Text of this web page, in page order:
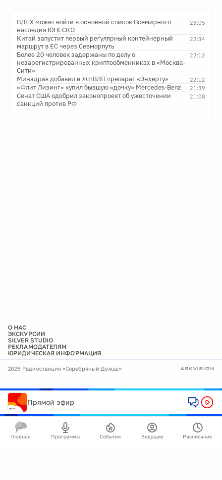
23:05
ВДНХ может войти в основной список Всемирного
наследия ЮНЕСКО
22:34
Китай запустит первый регулярный контейнерный
маршрут в ЕС через Севморпуть
22:12
Более 20 человек задержаны по делу о
незарегистрированных криптообменниках в «Москва-
Сити»
22:12
Минздрав добавил в ЖНВЛП препарат «Энхерту»
21:39
«Флит Лизинг» купил бывшую «дочку» Mercedes-Benz
21:08
Сенат США одобрил законопроект об ужесточении
санкций против РФ
О НАС
ЭКСКУРСИИ
SILVER STUDIO
РЕКЛАМОДАТЕЛЯМ
ЮРИДИЧЕСКАЯ ИНФОРМАЦИЯ
2026 Радиостанция «Серебряный Дождь»
Прямой эфир
Главная Программы События Ведущие Расписание